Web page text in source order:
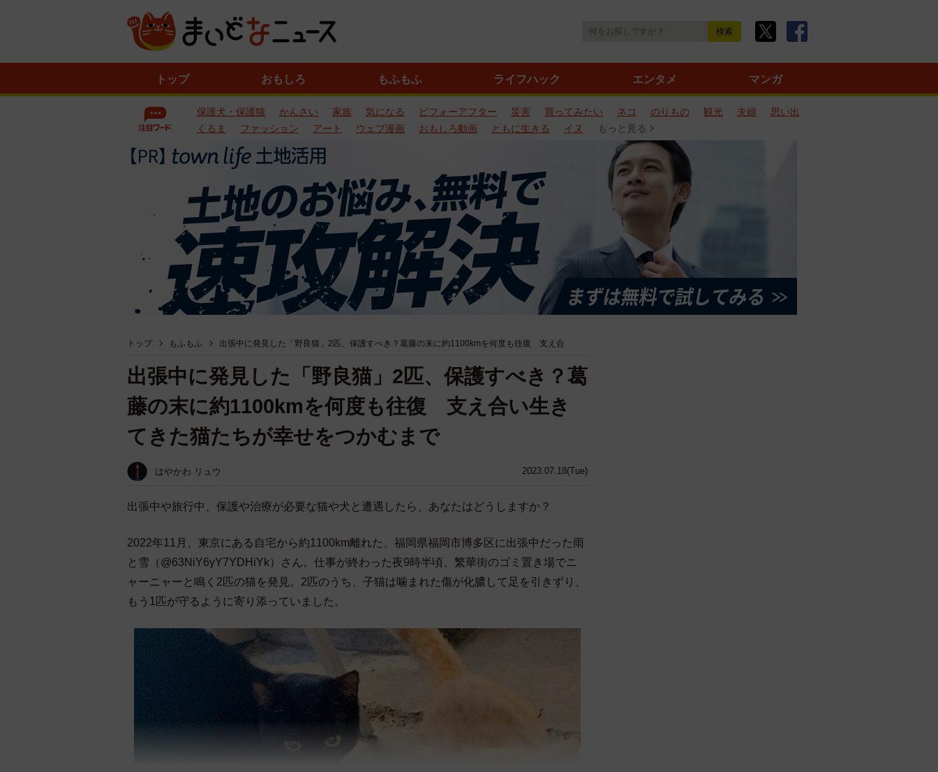
トップ おもしろ もふもふ ライフハック エンタメ マンガ
保護犬・保護猫 かんさい 家族 気になる ビフォーアフター 災害 買ってみたい ネコ のりもの 観光 夫婦
思い出
くるま
ファッション アート ウェブ漫画 おもしろ動画 ともに生きる イヌ もっと見る
トップ もふもふ 出張中に発見した「野良猫」2匹、保護すべき？葛藤の末に約1100kmを何度も往復 支え合
2023.07.18(Tue)
出張中に発見した「野良猫」2匹、保護すべき？葛
藤の末に約1100kmを何度も往復 支え合い生き
てきた猫たちが幸せをつかむまで
はやかわ リュウ
出張中や旅行中、保護や治療が必要な猫や犬と遭遇したら、あなたはどうしますか？
2022年11月、東京にある自宅から約1100km離れた、福岡県福岡市博多区に出張中だった雨
と雪（@63NiY6yY7YDHiYk）さん。仕事が終わった夜9時半頃、繁華街のゴミ置き場でニ
ャーニャーと鳴く2匹の猫を発見。2匹のうち、子猫は噛まれた傷が化膿して足を引きずり、
もう1匹が守るように寄り添っていました。